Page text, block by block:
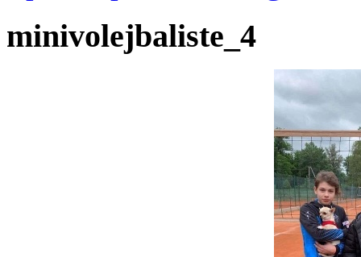
minivolejbaliste_4